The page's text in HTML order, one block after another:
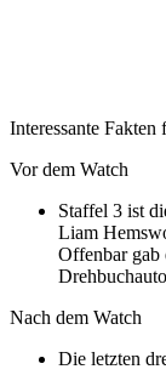
Interessante
Vor dem Watch
Staffel 3 ist
Liam
Offenbar gab
Nach dem Watch
Die letzten